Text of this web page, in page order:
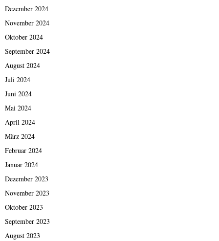
Dezember 2024
November 2024
Oktober 2024
September 2024
August 2024
Juli 2024
Juni 2024
Mai 2024
April 2024
März 2024
Februar 2024
Januar 2024
Dezember 2023
November 2023
Oktober 2023
September 2023
August 2023